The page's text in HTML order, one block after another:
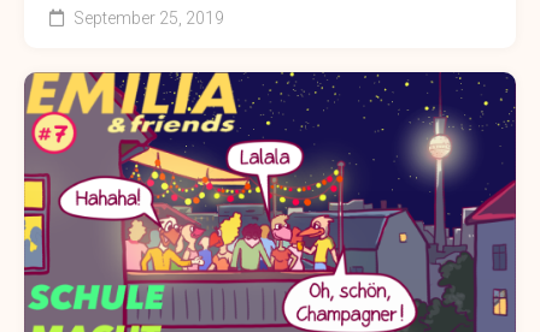
September 25, 2019